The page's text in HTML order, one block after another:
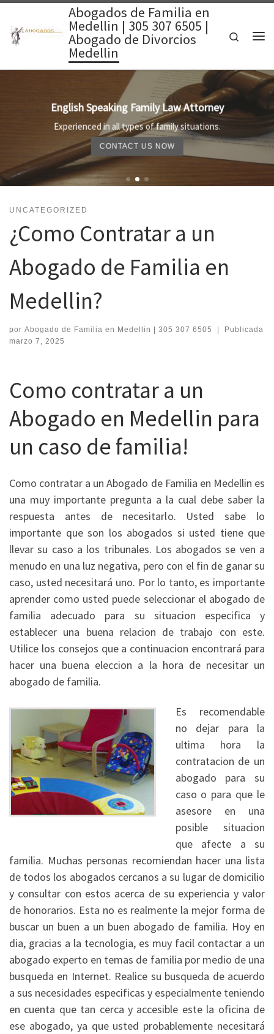
Saltar al contenidoAbogados de Familia en
Medellin | 305 307 6505 |
Abogado de Divorcios
Medellin
Search
English Speaking Family Law Attorney
Experienced in all types of family situations.
CONTACT US NOW
UNCATEGORIZED
¿Como Contratar a un
Abogado de Familia en
Medellin?
por Abogado de Familia en Medellin | 305 307 6505
Publicada
marzo 7, 2025
Como contratar a un
Abogado en Medellin para
un caso de familia!
Como contratar a un Abogado de Familia en Medellin es
una muy importante pregunta a la cual debe saber la
respuesta antes de necesitarlo. Usted sabe lo
importante que son los abogados si usted tiene que
llevar su caso a los tribunales. Los abogados se ven a
menudo en una luz negativa, pero con el fin de ganar su
caso, usted necesitará uno. Por lo tanto, es importante
aprender como usted puede seleccionar el abogado de
familia adecuado para su situacion especifica y
establecer una buena relacion de trabajo con este.
Utilice los consejos que a continuacion encontrará para
hacer una buena eleccion a la hora de necesitar un
abogado de familia.
Es recomendable
no dejar para la
ultima hora la
contratacion de un
abogado para su
caso o para que le
asesore en una
posible situacion
que afecte a su
familia. Muchas personas recomiendan hacer una lista
de todos los abogados cercanos a su lugar de domicilio
y consultar con estos acerca de su experiencia y valor
de honorarios. Esta no es realmente la mejor forma de
buscar un buen a un buen abogado de familia. Hoy en
dia, gracias a la tecnologia, es muy facil contactar a un
abogado experto en temas de familia por medio de una
busqueda en Internet. Realice su busqueda de acuerdo
a sus necesidades especificas y especialmente teniendo
en cuenta que tan cerca y accesible este la oficina de
ese abogado, ya que usted probablemente necesitará